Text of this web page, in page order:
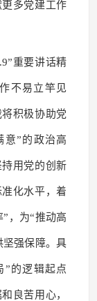
多党建工作
重要讲话精
不易立竿见
积极协助党
意”的政治高
用党的创新
化水平，着
，为“推动高
坚强保障。具
”的逻辑起点
良苦用心，